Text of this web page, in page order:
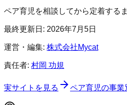
ペア育児を相談してから定着する
最終更新日: 2026年7月5日
運営・編集: 株式会社Mycat
責任者: 村岡 功規
実サイトを見る ペア育児の事業